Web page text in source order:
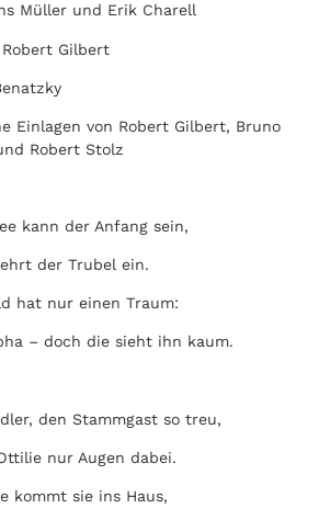
Müller und Erik Charell
Gilbert
Einlagen von Robert Gilbert, Bruno
Robert Stolz
kann der Anfang sein,
der Trubel ein.
hat nur einen Traum:
– doch die sieht ihn kaum.
den Stammgast so treu,
nur Augen dabei.
kommt sie ins Haus,